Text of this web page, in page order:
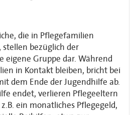
die in Pflegefamilien
bezüglich der
eigene Gruppe dar. Während
in Kontakt bleiben, bricht bei
dem Ende der Jugendhilfe ab.
endet, verlieren Pflegeeltern
ein monatliches Pflegegeld,